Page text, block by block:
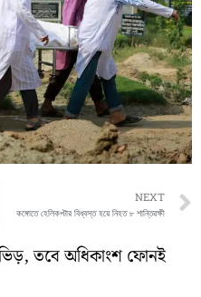
NEXT
কঙ্গোতে হেলিকপ্টার বিধ্বস্ত হয়ে নিহত ৮ শান্তিরক্ষী
ভিড়, তবে অধিকাংশ ফোনই